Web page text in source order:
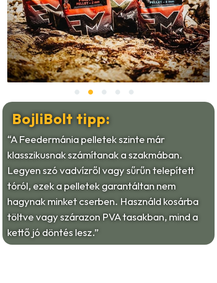
BojliBolt tipp:
“A Feedermánia pelletek szinte már
klasszikusnak számítanak a szakmában.
Legyen szó vadvízről vagy sűrűn telepített
tóról, ezek a pelletek garantáltan nem
hagynak minket cserben. Használd kosárba
töltve vagy szárazon PVA tasakban, mind a
kettő jó döntés lesz.”